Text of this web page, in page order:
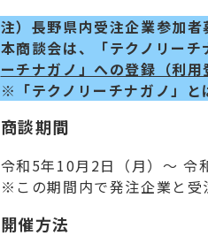
注）長野県内受注企業参加者
本商談会は、「テクノリー
ーチナガノ」への登録（利用
※「テクノリーチナガノ」と
商談期間
令和5年10月2日（月）～ 令
※この期間内で発注企業と受
開催方法